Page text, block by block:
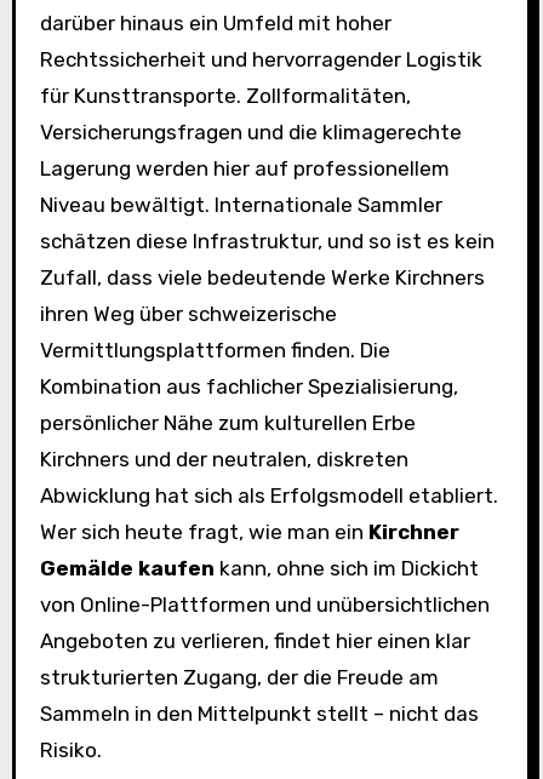
darüber hinaus ein Umfeld mit hoher
Rechtssicherheit und hervorragender Logistik
für Kunsttransporte. Zollformalitäten,
Versicherungsfragen und die klimagerechte
Lagerung werden hier auf professionellem
Niveau bewältigt. Internationale Sammler
schätzen diese Infrastruktur, und so ist es kein
Zufall, dass viele bedeutende Werke Kirchners
ihren Weg über schweizerische
Vermittlungsplattformen finden. Die
Kombination aus fachlicher Spezialisierung,
persönlicher Nähe zum kulturellen Erbe
Kirchners und der neutralen, diskreten
Abwicklung hat sich als Erfolgsmodell etabliert.
Wer sich heute fragt, wie man ein Kirchner
Gemälde kaufen kann, ohne sich im Dickicht
von Online-Plattformen und unübersichtlichen
Angeboten zu verlieren, findet hier einen klar
strukturierten Zugang, der die Freude am
Sammeln in den Mittelpunkt stellt – nicht das
Risiko.